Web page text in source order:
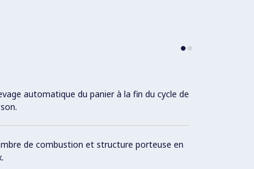
automatique du panier à la fin du cycle de
de combustion et structure porteuse en